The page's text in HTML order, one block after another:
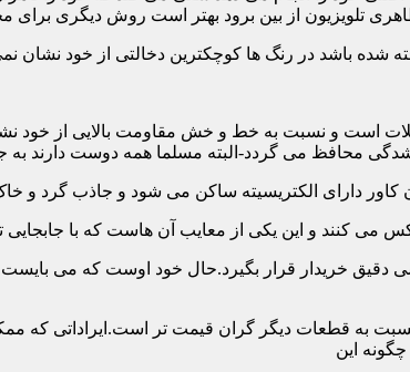
تلویزیون از بین برود بهتر است روش دیگری برای
است و نسبت به خط و خش مقاومت بالایی از خود نشان
می گردد-البته مسلما همه دوست دارند به
خریدار قرار بگیرد.حال خود اوست که می بایست
به قطعات دیگر گران قیمت تر است.ایراداتی که
این